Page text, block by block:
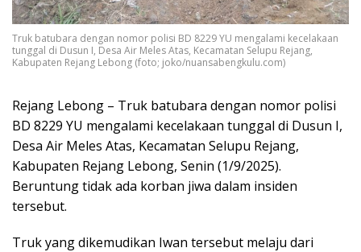
Truk batubara dengan nomor polisi BD 8229 YU mengalami kecelakaan
tunggal di Dusun I, Desa Air Meles Atas, Kecamatan Selupu Rejang,
Kabupaten Rejang Lebong (foto; joko/nuansabengkulu.com)
Rejang Lebong – Truk batubara dengan nomor polisi
BD 8229 YU mengalami kecelakaan tunggal di Dusun I,
Desa Air Meles Atas, Kecamatan Selupu Rejang,
Kabupaten Rejang Lebong, Senin (1/9/2025).
Beruntung tidak ada korban jiwa dalam insiden
tersebut.
Truk yang dikemudikan Iwan tersebut melaju dari